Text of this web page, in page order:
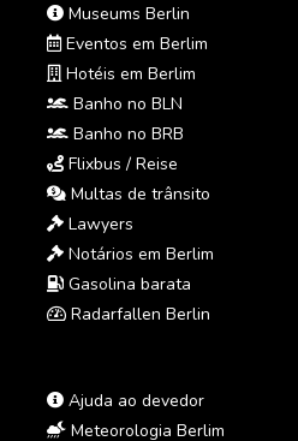
Museums Berlin
Eventos em Berlim
Hotéis em Berlim
Banho no BLN
Banho no BRB
Flixbus / Reise
Multas de trânsito
Lawyers
Notários em Berlim
Gasolina barata
Radarfallen Berlin
Ajuda ao devedor
Meteorologia Berlim